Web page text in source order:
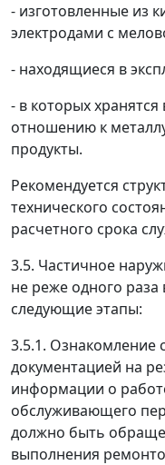
- изготовленные из
электродами с
- находящиеся в
- в которых
отношению к
продукты.
Рекомендуется
технического
расчетного срока
3.5. Частичное
не реже одного раза
следующие этапы:
3.5.1. Ознакомление
документацией на
информации о
обслуживающего
должно быть
выполнения